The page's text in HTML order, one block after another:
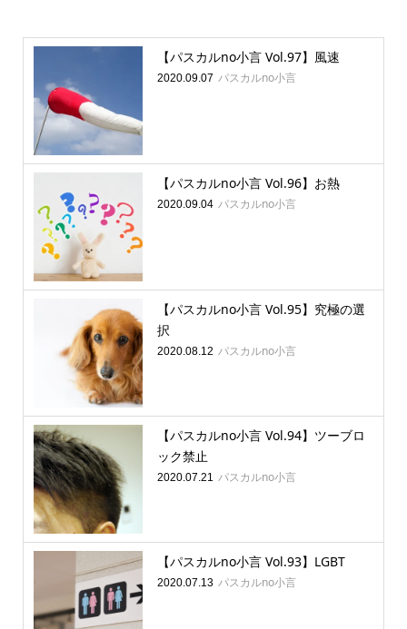
【パスカルno小言 Vol.97】風速
2020.09.07 パスカルno小言
【パスカルno小言 Vol.96】お熱
2020.09.04 パスカルno小言
【パスカルno小言 Vol.95】究極の選
択
2020.08.12 パスカルno小言
【パスカルno小言 Vol.94】ツーブロ
ック禁止
2020.07.21 パスカルno小言
【パスカルno小言 Vol.93】LGBT
2020.07.13 パスカルno小言